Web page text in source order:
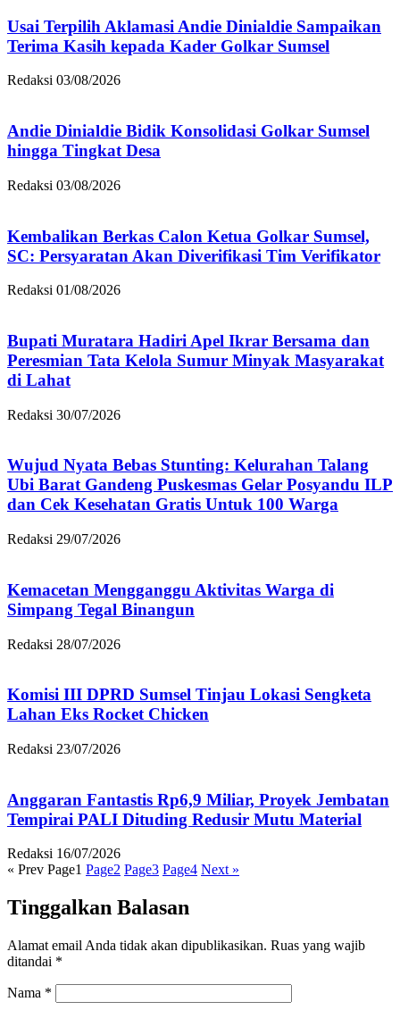
Usai Terpilih Aklamasi Andie Dinialdie Sampaikan
Terima Kasih kepada Kader Golkar Sumsel
Redaksi 03/08/2026
Andie Dinialdie Bidik Konsolidasi Golkar Sumsel
hingga Tingkat Desa
Redaksi 03/08/2026
Kembalikan Berkas Calon Ketua Golkar Sumsel,
SC: Persyaratan Akan Diverifikasi Tim Verifikator
Redaksi 01/08/2026
Bupati Muratara Hadiri Apel Ikrar Bersama dan
Peresmian Tata Kelola Sumur Minyak Masyarakat
di Lahat
Redaksi 30/07/2026
Wujud Nyata Bebas Stunting: Kelurahan Talang
Ubi Barat Gandeng Puskesmas Gelar Posyandu ILP
dan Cek Kesehatan Gratis Untuk 100 Warga
Redaksi 29/07/2026
Kemacetan Mengganggu Aktivitas Warga di
Simpang Tegal Binangun
Redaksi 28/07/2026
Komisi III DPRD Sumsel Tinjau Lokasi Sengketa
Lahan Eks Rocket Chicken
Redaksi 23/07/2026
Anggaran Fantastis Rp6,9 Miliar, Proyek Jembatan
Tempirai PALI Dituding Redusir Mutu Material
Redaksi 16/07/2026
« Prev Page1 Page2 Page3 Page4 Next »
Tinggalkan Balasan
Alamat email Anda tidak akan dipublikasikan. Ruas yang wajib
ditandai *
Nama *